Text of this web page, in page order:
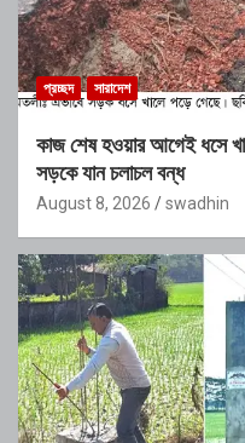
প্রচ্ছদ সারাদেশ
কাজ শেষ হওয়ার আগেই ধসে
সড়কে যান চলাচল বন্ধ
August 8, 2026 swadhin